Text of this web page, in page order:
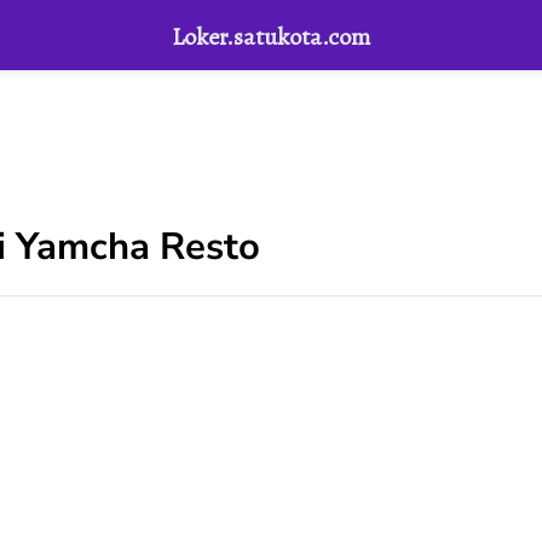
Resto
Loker.satukota.com